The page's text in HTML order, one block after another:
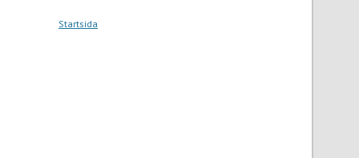
Startsida